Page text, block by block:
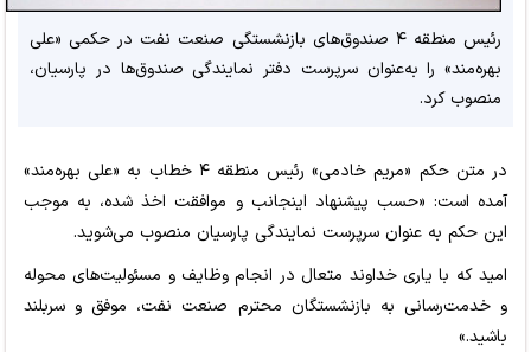
رئیس منطقه ۴ صندوق‌های بازنشستگی صنعت نفت در حکمی «علی
بهره‌مند» را به‌عنوان سرپرست دفتر نمایندگی صندوق‌ها در پارسیان،
منصوب کرد.
در متن حکم «مریم خادمی» رئیس منطقه ۴ خطاب به «علی بهره‌مند»
آمده است: «حسب پیشنهاد اینجانب و موافقت اخذ شده، به موجب
این حکم به عنوان سرپرست نمایندگی پارسیان منصوب می‌شوید.
امید که با یاری خداوند متعال در انجام وظایف و مسئولیت‌های محوله
و خدمت‌رسانی به بازنشستگان محترم صنعت نفت، موفق و سربلند
باشید.»